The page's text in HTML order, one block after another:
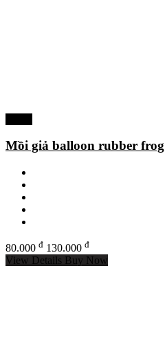
Mồi giả balloon rubber frog
80.000 đ 130.000 đ
View Details Buy Now